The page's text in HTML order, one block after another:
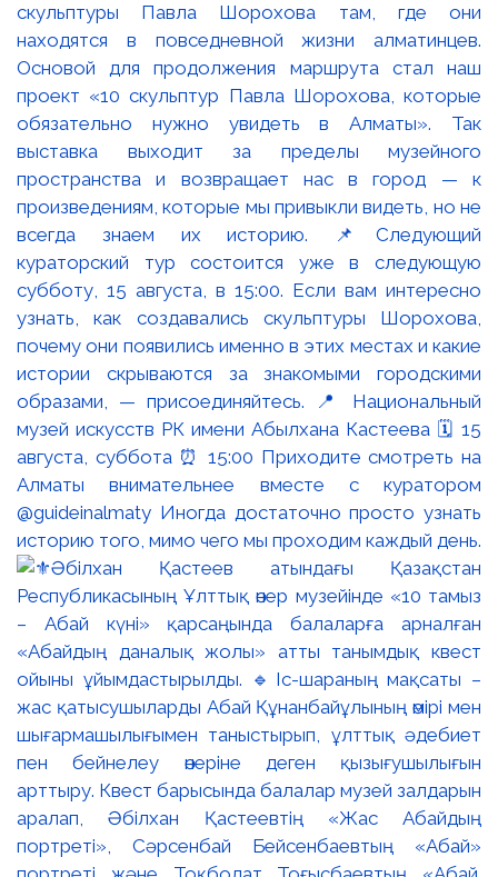
скульптуры Павла Шорохова там, где они
находятся в повседневной жизни алматинцев.
Основой для продолжения маршрута стал наш
проект «10 скульптур Павла Шорохова, которые
обязательно нужно увидеть в Алматы». Так
выставка выходит за пределы музейного
пространства и возвращает нас в город — к
произведениям, которые мы привыкли видеть, но не
всегда знаем их историю. 📌Следующий
кураторский тур состоится уже в следующую
субботу, 15 августа, в 15:00. Если вам интересно
узнать, как создавались скульптуры Шорохова,
почему они появились именно в этих местах и какие
истории скрываются за знакомыми городскими
образами, — присоединяйтесь. 📍 Национальный
музей искусств РК имени Абылхана Кастеева 🗓 15
августа, суббота ⏰ 15:00 Приходите смотреть на
Алматы внимательнее вместе с куратором
@guideinalmaty Иногда достаточно просто узнать
историю того, мимо чего мы проходим каждый день.